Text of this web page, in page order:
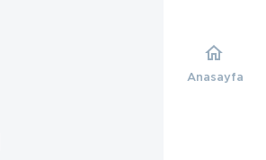
Anasayfa